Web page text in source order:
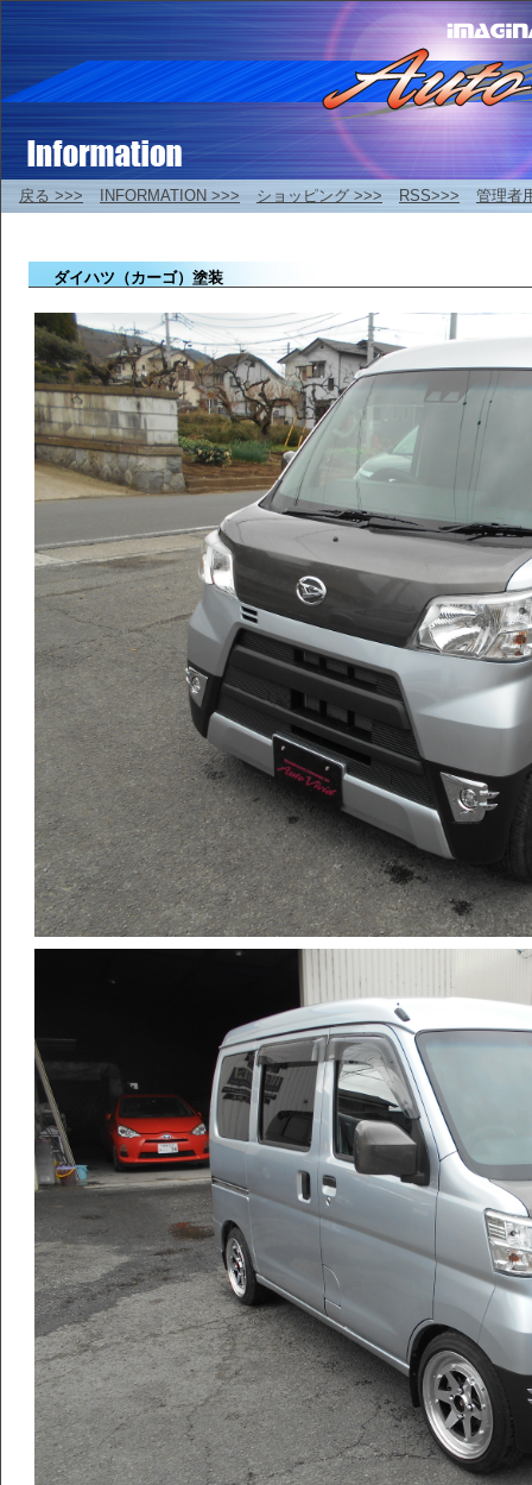
戻る >>> INFORMATION >>> ショッピング >>> RSS>>> 管理者
ダイハツ（カーゴ）塗装